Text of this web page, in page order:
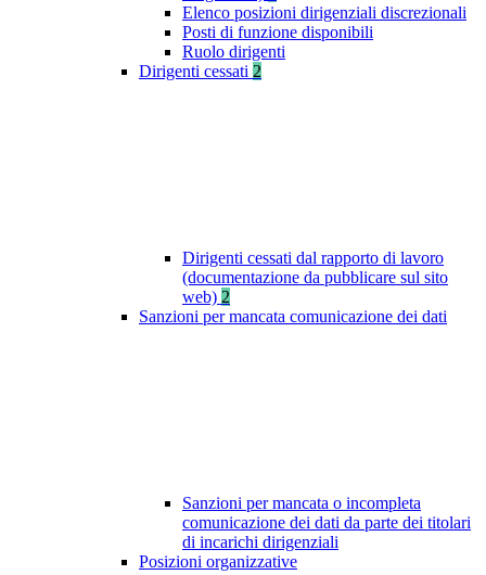
Elenco posizioni dirigenziali discrezionali
Posti di funzione disponibili
Ruolo dirigenti
Dirigenti cessati 2
Dirigenti cessati dal rapporto di lavoro
(documentazione da pubblicare sul sito
web) 2
Sanzioni per mancata comunicazione dei dati
Sanzioni per mancata o incompleta
comunicazione dei dati da parte dei titolari
di incarichi dirigenziali
Posizioni organizzative